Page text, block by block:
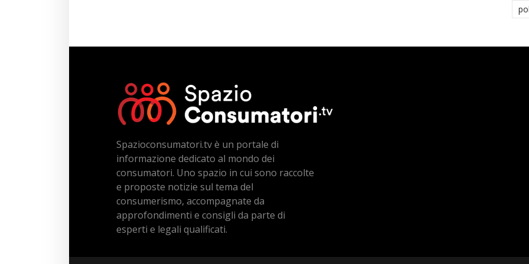
Spazioconsumatori.tv è un portale di
informazione dedicato al mondo dei
consumatori. Uno spazio in cui sono raccolte
e proposte notizie sul tema del
consumerismo, accompagnate da
approfondimenti e consigli da parte di
esperti e legali qualificati.